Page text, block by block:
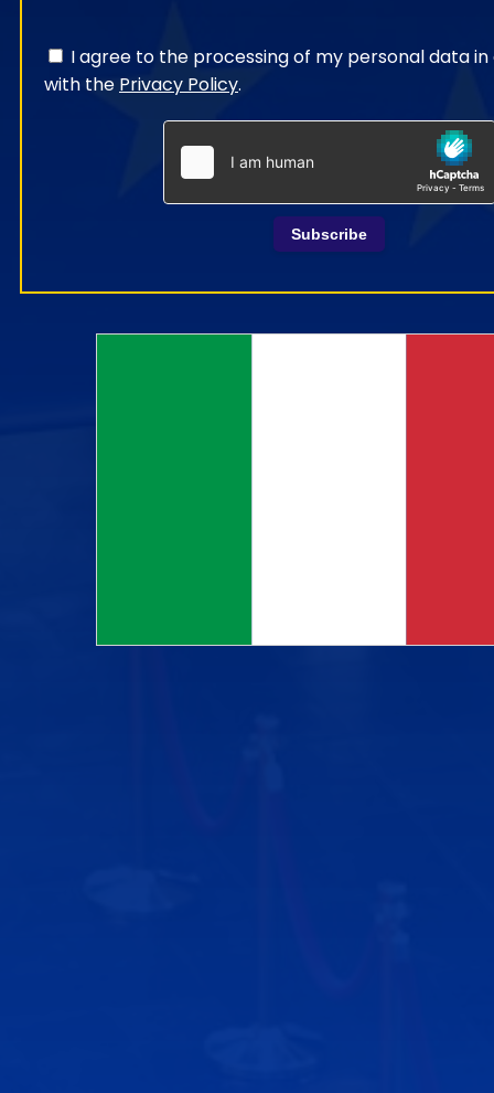
I agree to the processing of my personal data
with the Privacy Policy.
Subscribe